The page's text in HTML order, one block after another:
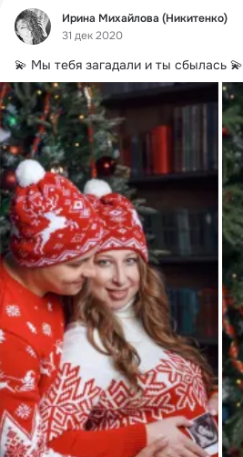
Фид
Ирина Михайлова (Никитенко)
31 дек 2020
💫 Мы тебя загадали и ты сбылась 💫